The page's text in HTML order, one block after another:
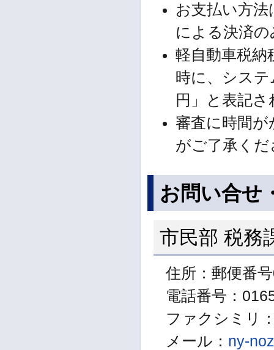
お支払い方
による決済
軽自動車税納
時に、シス
円」と表記
審査に時間
がご了承くだ
お問い合せ
市民部 税務
住所：郵便番
電話番号：
ファクシミリ
メール： ny-